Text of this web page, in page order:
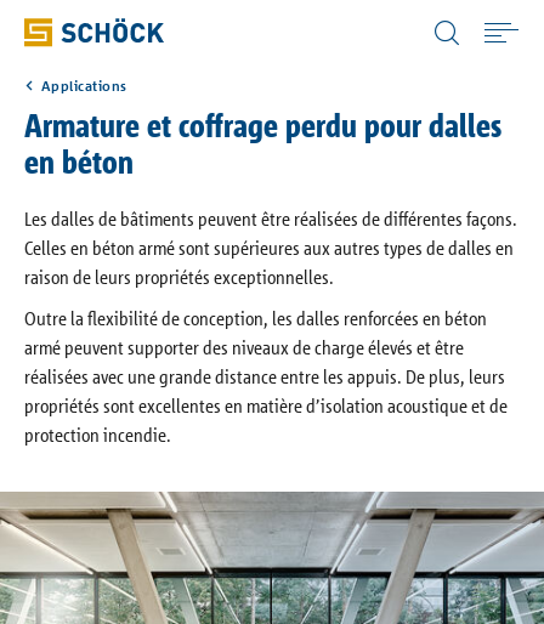
Applications
Nos solutions
Solutions digitales
Documentations
Références
Belgium (BE) Wallon-français
Applications
Armature et coffrage perdu pour dalles
en béton
Les dalles de bâtiments peuvent être réalisées de différentes façons.
Celles en béton armé sont supérieures aux autres types de dalles en
raison de leurs propriétés exceptionnelles.
Outre la flexibilité de conception, les dalles renforcées en béton
armé peuvent supporter des niveaux de charge élevés et être
réalisées avec une grande distance entre les appuis. De plus, leurs
propriétés sont excellentes en matière d’isolation acoustique et de
protection incendie.